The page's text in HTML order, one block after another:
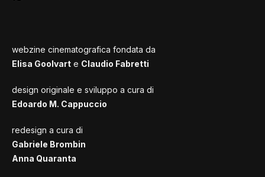
webzine cinematografica fondata da
Elisa Goolvart e Claudio Fabretti
design originale e sviluppo a cura di
Edoardo M. Cappuccio
redesign a cura di
Gabriele Brombin
Anna Quaranta